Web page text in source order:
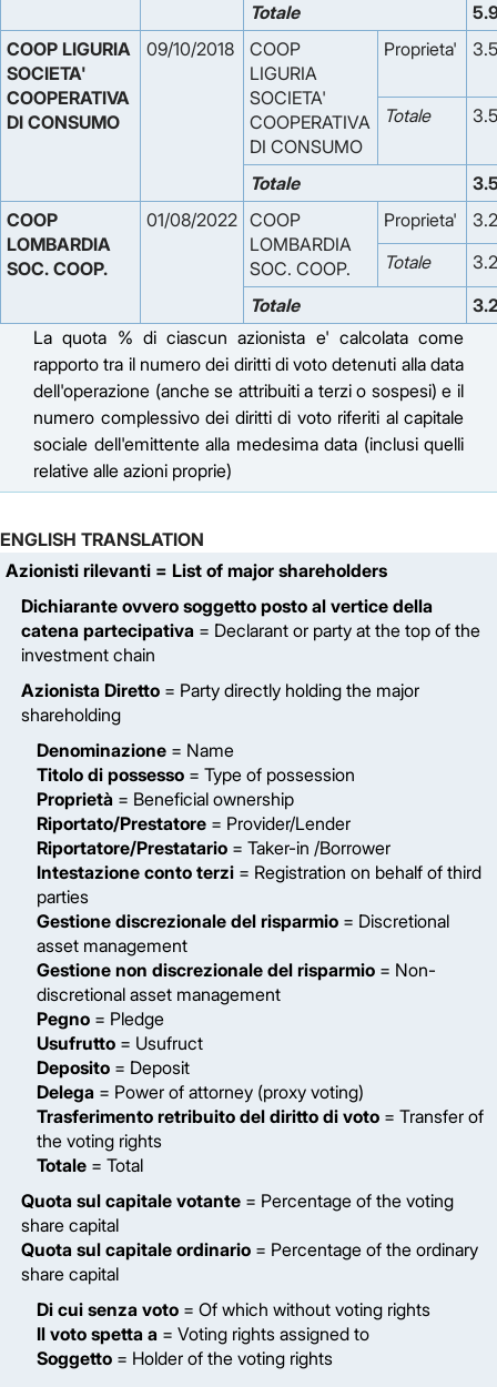
Totale
COOP LIGURIA
SOCIETA'
COOPERATIVA
DI CONSUMO
09/10/2018
COOP
LIGURIA
SOCIETA'
COOPERATIVA
DI CONSUMO
Proprieta'
Totale
Totale
COOP
LOMBARDIA
SOC. COOP.
01/08/2022 COOP
LOMBARDIA
SOC. COOP.
Proprieta'
Totale
Totale
La quota % di ciascun azionista e' calcolata come
rapporto tra il numero dei diritti di voto detenuti alla data
dell'operazione (anche se attribuiti a terzi o sospesi) e il
numero complessivo dei diritti di voto riferiti al capitale
sociale dell'emittente alla medesima data (inclusi quelli
relative alle azioni proprie)
ENGLISH TRANSLATION
Azionisti rilevanti = List of major shareholders
Dichiarante ovvero soggetto posto al vertice della
catena partecipativa = Declarant or party at the top of the
investment chain
Azionista Diretto = Party directly holding the major
shareholding
Denominazione = Name
Titolo di possesso = Type of possession
Proprietà = Beneficial ownership
Riportato/Prestatore = Provider/Lender
Riportatore/Prestatario = Taker-in /Borrower
Intestazione conto terzi = Registration on behalf of third
parties
Gestione discrezionale del risparmio = Discretional
asset management
Gestione non discrezionale del risparmio = Non-
discretional asset management
Pegno = Pledge
Usufrutto = Usufruct
Deposito = Deposit
Delega = Power of attorney (proxy voting)
Trasferimento retribuito del diritto di voto = Transfer of
the voting rights
Totale = Total
Quota sul capitale votante = Percentage of the voting
share capital
Quota sul capitale ordinario = Percentage of the ordinary
share capital
Di cui senza voto = Of which without voting rights
Il voto spetta a = Voting rights assigned to
Soggetto = Holder of the voting rights